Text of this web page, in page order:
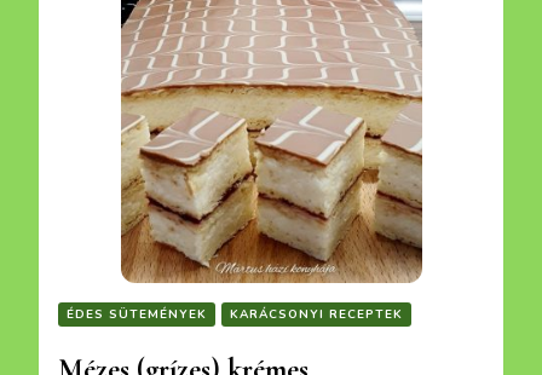
ÉDES SÜTEMÉNYEK KARÁCSONYI RECEPTEK